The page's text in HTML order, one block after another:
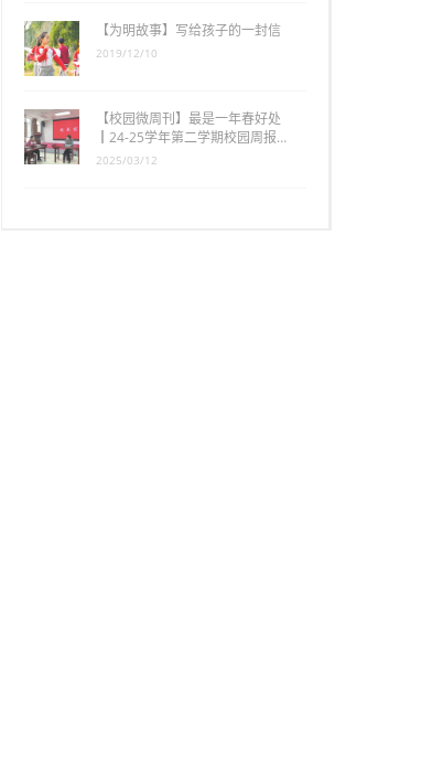
【为明故事】写给孩子的一封信
2019/12/10
【校园微周刊】最是一年春好处
┃24-25学年第二学期校园周报…
2025/03/12